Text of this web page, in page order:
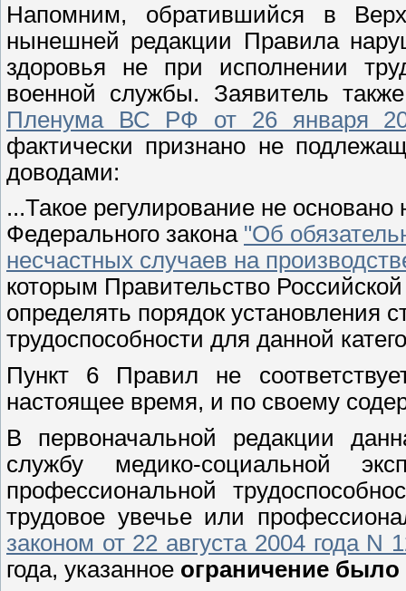
Напомним, обратившийся в
нынешней редакции Правила
здоровья не при исполнении
военной службы. Заявитель
Пленума ВС РФ от 26 января
фактически признано не
доводами:
...Такое регулирование не
Федерального закона "Об
несчастных случаев на
которым Правительство
определять порядок установления
трудоспособности для данной
Пункт 6 Правил не
настоящее время, и по своему
В первоначальной редакции
службу медико-социальной
профессиональной
трудовое увечье или
законом от 22 августа 2004 года N
года, указанное ограничение было